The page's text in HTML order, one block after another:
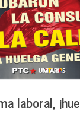
laboral,